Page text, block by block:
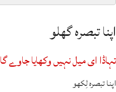
اپنا تبصرہ گھلو
تہاڈا ای میل نہیں وکھایا جاوے گا
اپنا تبصرہ لِکھو